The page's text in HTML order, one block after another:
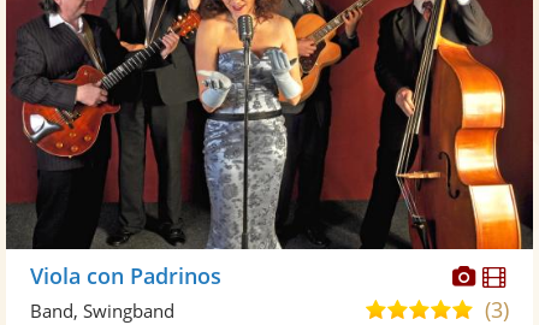
Viola con Padrinos
5,0(3)
Band, Swingband